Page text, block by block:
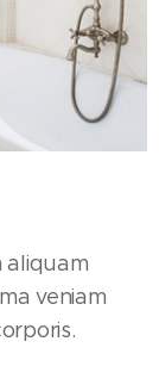
aliquam
veniam